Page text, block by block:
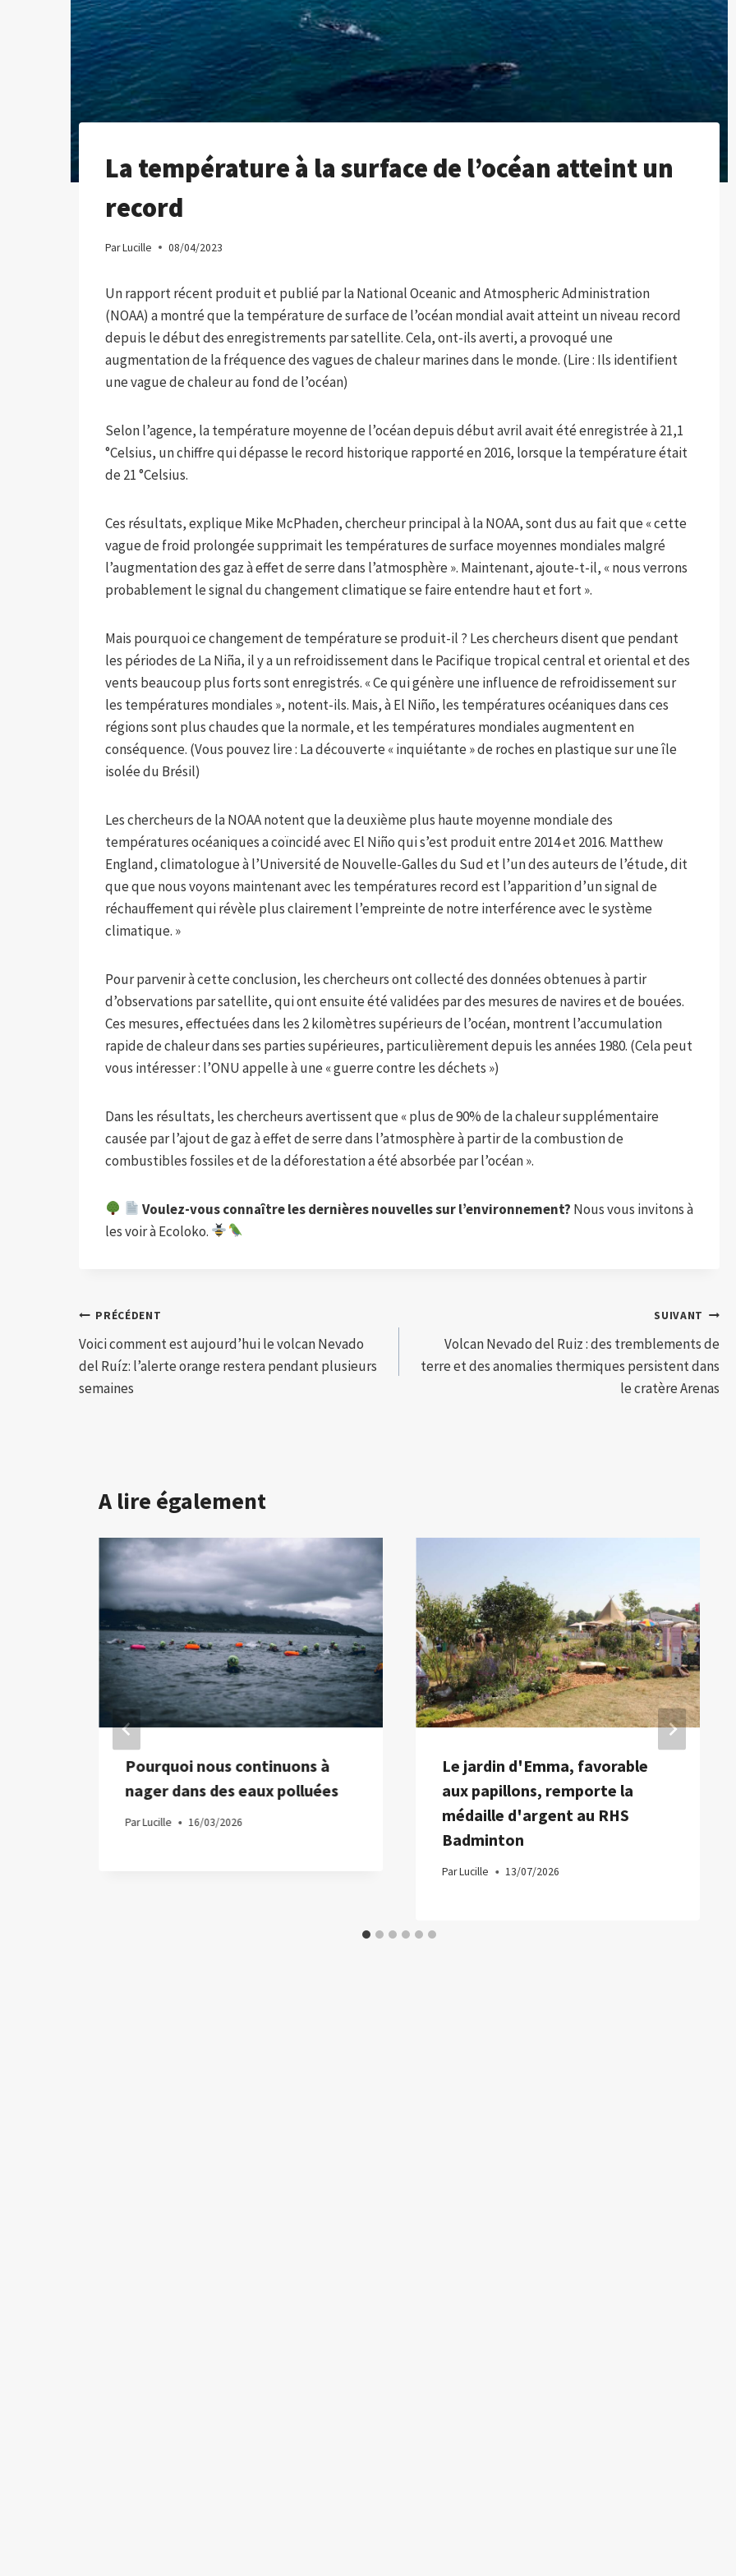
La température à la surface de l’océan atteint un
record
ParLucille 08/04/2023
Un rapport récent produit et publié par la National Oceanic and Atmospheric Administration
(NOAA) a montré que la température de surface de l’océan mondial avait atteint un niveau record
depuis le début des enregistrements par satellite. Cela, ont-ils averti, a provoqué une
augmentation de la fréquence des vagues de chaleur marines dans le monde. (Lire : Ils identifient
une vague de chaleur au fond de l’océan)
Selon l’agence, la température moyenne de l’océan depuis début avril avait été enregistrée à 21,1
°Celsius, un chiffre qui dépasse le record historique rapporté en 2016, lorsque la température était
de 21 °Celsius.
Ces résultats, explique Mike McPhaden, chercheur principal à la NOAA, sont dus au fait que « cette
vague de froid prolongée supprimait les températures de surface moyennes mondiales malgré
l’augmentation des gaz à effet de serre dans l’atmosphère ». Maintenant, ajoute-t-il, « nous verrons
probablement le signal du changement climatique se faire entendre haut et fort ».
Mais pourquoi ce changement de température se produit-il ? Les chercheurs disent que pendant
les périodes de La Niña, il y a un refroidissement dans le Pacifique tropical central et oriental et des
vents beaucoup plus forts sont enregistrés. « Ce qui génère une influence de refroidissement sur
les températures mondiales », notent-ils. Mais, à El Niño, les températures océaniques dans ces
régions sont plus chaudes que la normale, et les températures mondiales augmentent en
conséquence. (Vous pouvez lire : La découverte « inquiétante » de roches en plastique sur une île
isolée du Brésil)
Les chercheurs de la NOAA notent que la deuxième plus haute moyenne mondiale des
températures océaniques a coïncidé avec El Niño qui s’est produit entre 2014 et 2016. Matthew
England, climatologue à l’Université de Nouvelle-Galles du Sud et l’un des auteurs de l’étude, dit
que que nous voyons maintenant avec les températures record est l’apparition d’un signal de
réchauffement qui révèle plus clairement l’empreinte de notre interférence avec le système
climatique. »
Pour parvenir à cette conclusion, les chercheurs ont collecté des données obtenues à partir
d’observations par satellite, qui ont ensuite été validées par des mesures de navires et de bouées.
Ces mesures, effectuées dans les 2 kilomètres supérieurs de l’océan, montrent l’accumulation
rapide de chaleur dans ses parties supérieures, particulièrement depuis les années 1980. (Cela peut
vous intéresser : l’ONU appelle à une « guerre contre les déchets »)
Dans les résultats, les chercheurs avertissent que « plus de 90% de la chaleur supplémentaire
causée par l’ajout de gaz à effet de serre dans l’atmosphère à partir de la combustion de
combustibles fossiles et de la déforestation a été absorbée par l’océan ».
Voulez-vous connaître les dernières nouvelles sur l’environnement? Nous vous invitons à
les voir à Ecoloko.
Navigation
de
l’article
PRÉCÉDENT
Voici comment est aujourd’hui le volcan Nevado
del Ruíz: l’alerte orange restera pendant plusieurs
semaines
SUIVANT
Volcan Nevado del Ruiz : des tremblements de
terre et des anomalies thermiques persistent dans
le cratère Arenas
A lire également
Pourquoi nous continuons à
nager dans des eaux polluées
ParLucille 16/03/2026
Le jardin d'Emma, ​​favorable
aux papillons, remporte la
médaille d'argent au RHS
Badminton
ParLucille 13/07/2026